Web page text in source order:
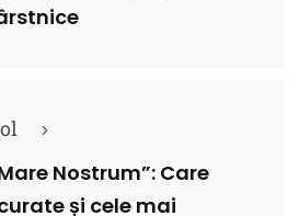
Nostrum”: Care
și cele mai